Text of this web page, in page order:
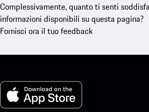
Complessivamente, quanto ti senti
informazioni disponibili su questa pagina?
Fornisci ora il tuo feedback